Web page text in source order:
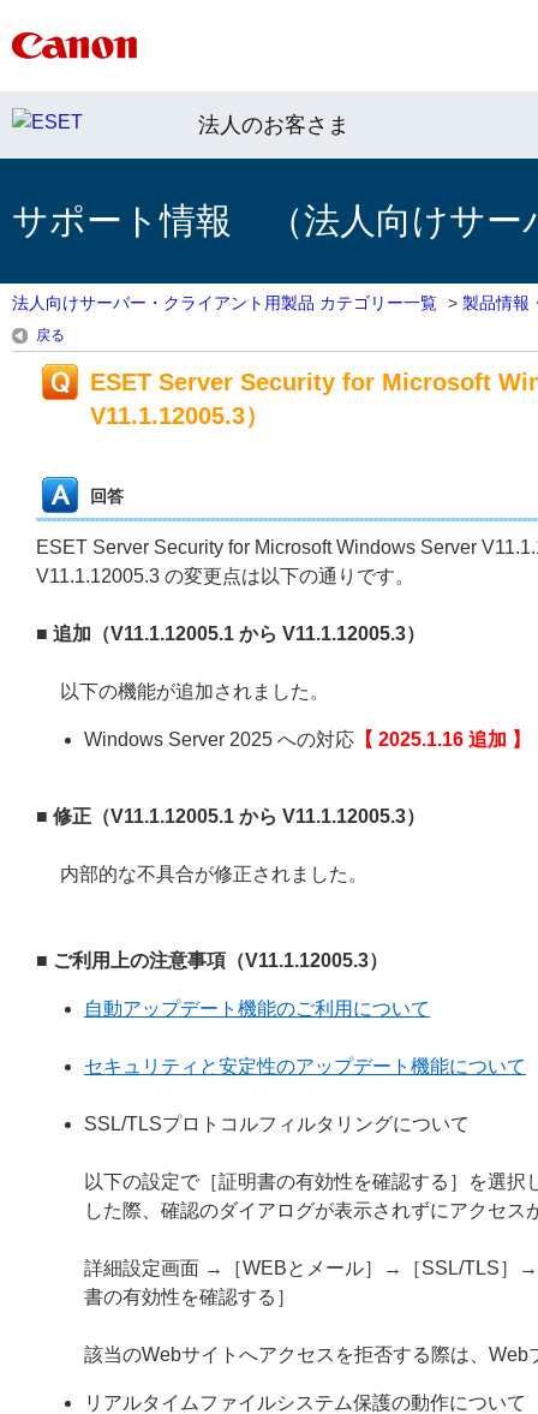
法人のお客さま
サポート情報 （法人向けサー
法人向けサーバー・クライアント用製品 カテゴリー一覧 > 製品情報
戻る
ESET Server Security for Microsoft
V11.1.12005.3）
回答
ESET Server Security for Microsoft Windows Server
V11.1.12005.3 の変更点は以下の通りです。
■ 追加（V11.1.12005.1 から V11.1.12005.3）
以下の機能が追加されました。
Windows Server 2025 への対応 【 2025.1.16 追加 】
■ 修正（V11.1.12005.1 から V11.1.12005.3）
内部的な不具合が修正されました。
■ ご利用上の注意事項（V11.1.12005.3）
自動アップデート機能のご利用について
セキュリティと安定性のアップデート機能について
SSL/TLSプロトコルフィルタリングについて
以下の設定で［証明書の有効性を確認する］を選
した際、確認のダイアログが表示されずにアクセス
詳細設定画面 →［WEBとメール］→［SSL/TLS］
書の有効性を確認する］
該当のWebサイトへアクセスを拒否する際は、
リアルタイムファイルシステム保護の動作について